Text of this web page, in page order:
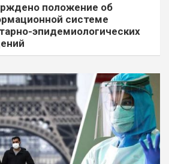
положение об
системе
эпидемиологических